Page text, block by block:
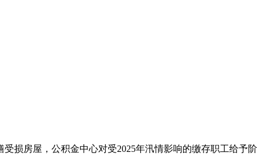
损房屋，公积金中心对受2025年汛情影响的缴存职工给予阶